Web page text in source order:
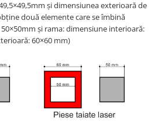
și dimensiunea exterioară de
două elemente care se îmbină
și rama: dimensiune interioară:
60×60 mm)